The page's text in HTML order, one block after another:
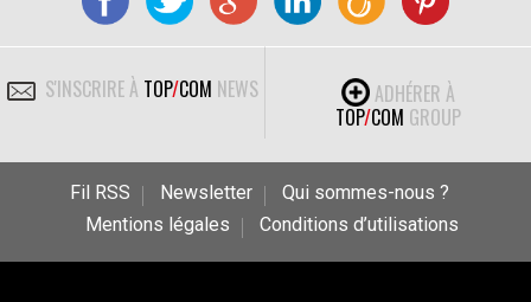
S'INSCRIRE À TOP/COM NEWS
ADHÉRER À
TOP/COM GROUP
Fil RSS Newsletter
Qui sommes-nous ?
Mentions légales
Conditions d’utilisations